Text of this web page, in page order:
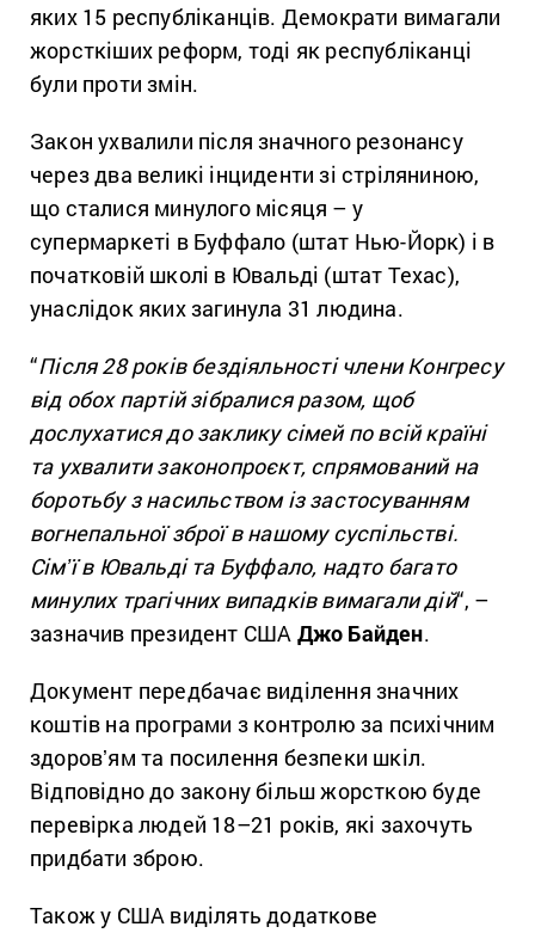
яких 15 республіканців. Демократи вимагали
жорсткіших реформ, тоді як республіканці
були проти змін.
Закон ухвалили після значного резонансу
через два великі інциденти зі стріляниною,
що сталися минулого місяця – у
супермаркеті в Буффало (штат Нью-Йорк) і в
початковій школі в Ювальді (штат Техас),
унаслідок яких загинула 31 людина.
“Після 28 років бездіяльності члени Конгресу
від обох партій зібралися разом, щоб
дослухатися до заклику сімей по всій країні
та ухвалити законопроєкт, спрямований на
боротьбу з насильством із застосуванням
вогнепальної зброї в нашому суспільстві.
Сімʼї в Ювальді та Буффало, надто багато
минулих трагічних випадків вимагали дій“, –
зазначив президент США Джо Байден.
Документ передбачає виділення значних
коштів на програми з контролю за психічним
здоровʼям та посилення безпеки шкіл.
Відповідно до закону більш жорсткою буде
перевірка людей 18–21 років, які захочуть
придбати зброю.
Також у США виділять додаткове